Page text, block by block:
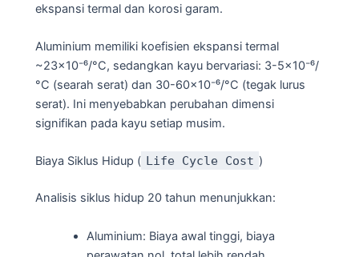
ekspansi termal dan korosi garam.
Aluminium memiliki koefisien ekspansi termal
~23×10⁻⁶/°C, sedangkan kayu bervariasi: 3-5×10⁻⁶/
°C (searah serat) dan 30-60×10⁻⁶/°C (tegak lurus
serat). Ini menyebabkan perubahan dimensi
signifikan pada kayu setiap musim.
Biaya Siklus Hidup ( Life Cycle Cost )
Analisis siklus hidup 20 tahun menunjukkan:
Aluminium: Biaya awal tinggi, biaya